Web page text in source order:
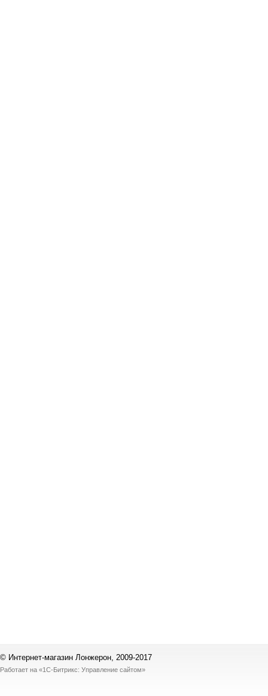
© Интернет-магазин Лонжерон, 2009-2017
Работает на «1С-Битрикс: Управление сайтом»